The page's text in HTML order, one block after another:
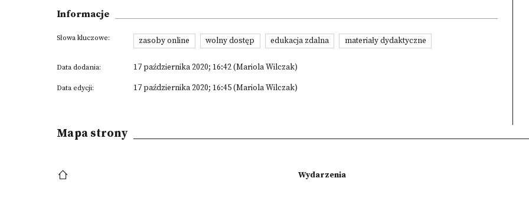
Informacje
Słowa kluczowe: zasoby online wolny dostęp edukacja zdalna materiały dydaktyczne
Data dodania: 17 października 2020; 16:42 (Mariola Wilczak)
Data edycji: 17 października 2020; 16:45 (Mariola Wilczak)
Mapa strony
Wydarzenia